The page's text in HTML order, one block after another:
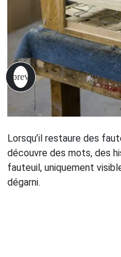
Lorsqu’il restaure des
découvre des mots, des
fauteuil, uniquement
dégarni.